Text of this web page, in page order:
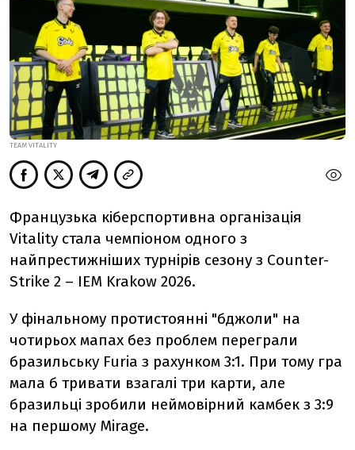
TEAM VITALITY
Французька кіберспортивна організація
Vitality стала чемпіоном одного з
найпрестижніших турнірів сезону з Counter-
Strike 2 – IEM Krakow 2026.
У фінальному протистоянні "бджоли" на
чотирьох мапах без проблем переграли
бразильську Furia з рахунком 3:1. При тому гра
мала б тривати взагалі три карти, але
бразильці зробили неймовірний камбек з 3:9
на першому Mirage.